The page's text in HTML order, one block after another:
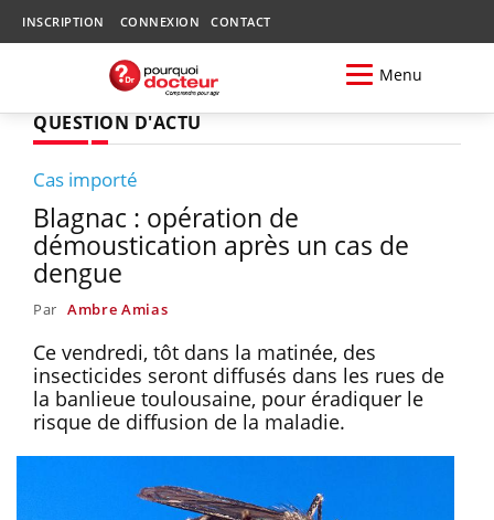
INSCRIPTION CONNEXION CONTACT
Menu
QUESTION D'ACTU
Cas importé
Blagnac : opération de
démoustication après un cas de
dengue
Par Ambre Amias
Ce vendredi, tôt dans la matinée, des
insecticides seront diffusés dans les rues de
la banlieue toulousaine, pour éradiquer le
risque de diffusion de la maladie.